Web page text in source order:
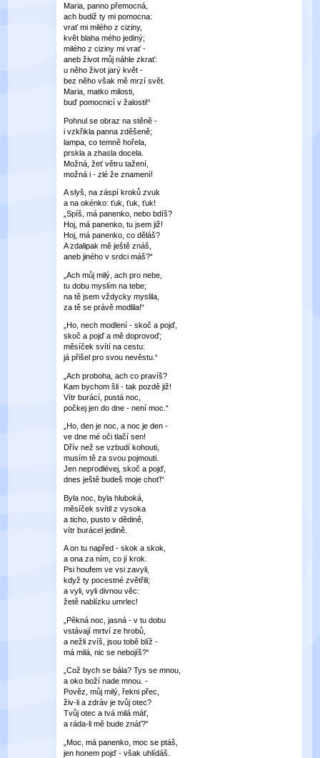
Maria, panno přemocná,
ach budiž ty mi pomocna:
vrať mi milého z ciziny,
květ blaha mého jediný;
milého z ciziny mi vrať -
aneb život můj náhle zkrať:
u něho život jarý květ -
bez něho však mě mrzí svět.
Maria, matko milosti,
buď pomocnicí v žalosti!“
Pohnul se obraz na stěně -
i vzkřikla panna zděšeně;
lampa, co temně hořela,
prskla a zhasla docela.
Možná, žeť větru tažení,
možná i - zlé že znamení!
A slyš, na záspí kroků zvuk
a na okénko: ťuk, ťuk, ťuk!
„Spíš, má panenko, nebo bdíš?
Hoj, má panenko, tu jsem již!
Hoj, má panenko, co děláš?
A zdalipak mě ještě znáš,
aneb jiného v srdci máš?“
„Ach můj milý, ach pro nebe,
tu dobu myslím na tebe;
na tě jsem vždycky myslila,
za tě se právě modlila!“
„Ho, nech modlení - skoč a pojď,
skoč a pojď a mě doprovoď;
měsíček svítí na cestu:
já přišel pro svou nevěstu.“
„Ach proboha, ach co pravíš?
Kam bychom šli - tak pozdě již!
Vítr burácí, pustá noc,
počkej jen do dne - není moc.“
„Ho, den je noc, a noc je den -
ve dne mé oči tlačí sen!
Dřív než se vzbudí kohouti,
musím tě za svou pojmouti.
Jen neprodlévej, skoč a pojď,
dnes ještě budeš moje choť!“
Byla noc, byla hluboká,
měsíček svítil z vysoka
a ticho, pusto v dědině,
vítr burácel jedině.
A on tu napřed - skok a skok,
a ona za ním, co jí krok.
Psi houfem ve vsi zavyli,
když ty pocestné zvětřili;
a vyli, vyli divnou věc:
žetě nablízku umrlec!
„Pěkná noc, jasná - v tu dobu
vstávají mrtví ze hrobů,
a nežli zvíš, jsou tobě blíž -
má milá, nic se nebojíš?“
„Což bych se bála? Tys se mnou,
a oko boží nade mnou. -
Pověz, můj milý, řekni přec,
živ-li a zdráv je tvůj otec?
Tvůj otec a tvá milá máť,
a ráda-li mě bude znáť?“
„Moc, má panenko, moc se ptáš,
jen honem pojď - však uhlídáš.